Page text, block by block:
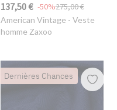
137,50 € 275,00 €
-50%
American Vintage - Veste
homme Zaxoo
Dernières Chances